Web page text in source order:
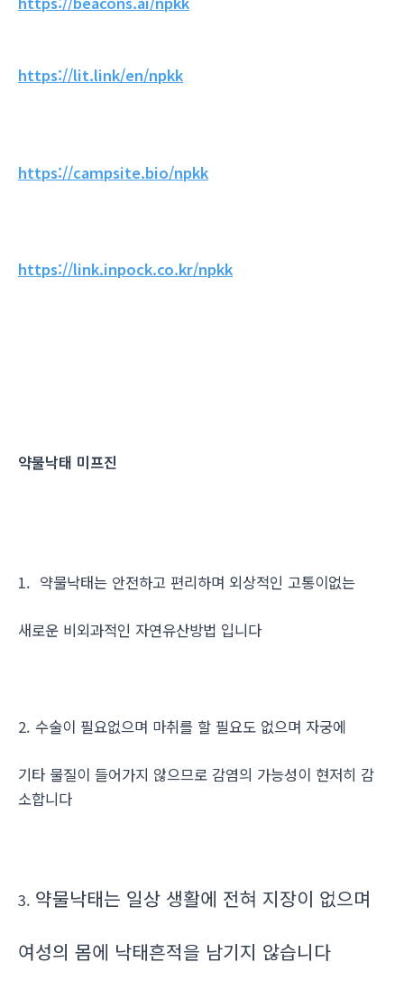
https://lit.link/en/npkk
https://campsite.bio/npkk
https://link.inpock.co.kr/npkk
약물낙태 미프진
1. 약물낙태는 안전하고 편리하며 외상적인 고통이없는
새로운 비외과적인 자연유산방법 입니다
2. 수술이 필요없으며 마취를 할 필요도 없으며 자궁에
기타 물질이 들어가지 않으므로 감염의 가능성이 현저히 감
소합니다
3. 약물낙태는 일상 생활에 전혀 지장이 없으며
여성의 몸에 낙태흔적을 남기지 않습니다